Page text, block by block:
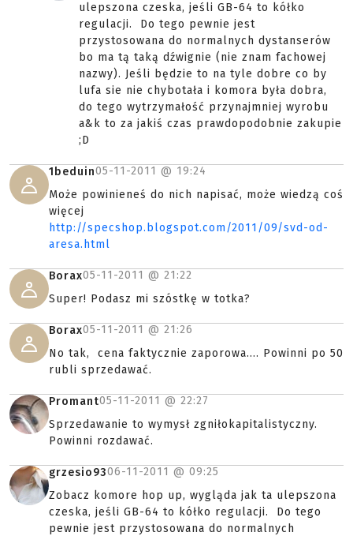
ulepszona czeska, jeśli GB-64 to kółko
regulacji. Do tego pewnie jest
przystosowana do normalnych dystanserów
bo ma tą taką dźwignie (nie znam fachowej
nazwy). Jeśli będzie to na tyle dobre co by
lufa sie nie chybotała i komora była dobra,
do tego wytrzymałość przynajmniej wyrobu
a&k to za jakiś czas prawdopodobnie zakupie
;D
1beduin05-11-2011 @ 19:24
Może powinieneś do nich napisać, może wiedzą coś
więcej
http://specshop.blogspot.com/2011/09/svd-od-
aresa.html
Borax05-11-2011 @ 21:22
Super! Podasz mi szóstkę w totka?
Borax05-11-2011 @ 21:26
No tak, cena faktycznie zaporowa.... Powinni po 50
rubli sprzedawać.
Promant05-11-2011 @ 22:27
Sprzedawanie to wymysł zgniłokapitalistyczny.
Powinni rozdawać.
grzesio9306-11-2011 @ 09:25
Zobacz komore hop up, wygląda jak ta ulepszona
czeska, jeśli GB-64 to kółko regulacji. Do tego
pewnie jest przystosowana do normalnych